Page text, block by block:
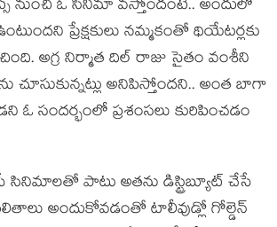
నుంచి ఓ సినిమా వస్తోందంటే.. అందులో
ప్రేక్షకులు నమ్మకంతో థియేటర్లకు
అగ్ర నిర్మాత దిల్ రాజు సైతం వంశీని
చూసుకున్నట్లు అనిపిస్తోందని.. అంత బాగా
ఓ సందర్భంలో ప్రశంసలు కురిపించడం
సినిమాలతో పాటు అతను డిస్ట్రిబ్యూట్ చేసే
అందుకోవడంతో టాలీవుడ్లో గోల్డెన్